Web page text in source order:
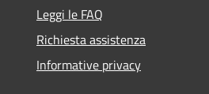
Leggi le FAQ
Richiesta assistenza
Informative privacy